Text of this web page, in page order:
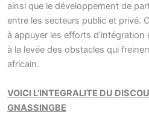
ainsi que le développement de
entre les secteurs public et privé.
à appuyer les efforts
à la levée des obstacles qui
africain.
VOICI L’INTEGRALITE DU
GNASSINGBE